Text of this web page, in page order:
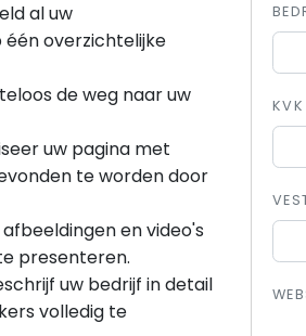
al uw
overzichtelijke
de weg naar uw
uw pagina met
te worden door
afbeeldingen en video's
presenteren.
uw bedrijf in detail
volledig te
KVK